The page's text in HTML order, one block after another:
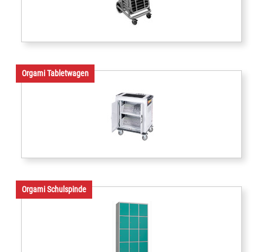
Orgami Tabletwagen
Orgami Schulspinde